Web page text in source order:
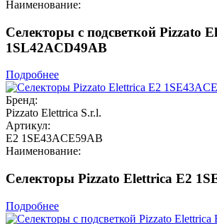
Наименование:
Селекторы с подсветкой Pizzato
1SL42ACD49AB
Подробнее
Бренд:
Pizzato Elettrica S.r.l.
Артикул:
E2 1SE43ACE59AB
Наименование:
Селекторы Pizzato Elettrica E2
Подробнее